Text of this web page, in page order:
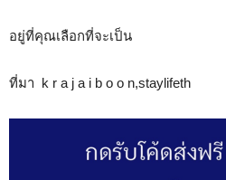
อยู่ที่คุณเลือกที่จะเป็น
ที่มา k r a j a i b o o n,staylifeth